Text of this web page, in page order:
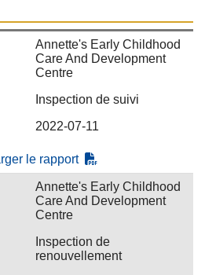
Annette's Early Childhood
Care And Development
Centre
Inspection de suivi
2022-07-11
le rapport
Annette's Early Childhood
Care And Development
Centre
Inspection de
renouvellement